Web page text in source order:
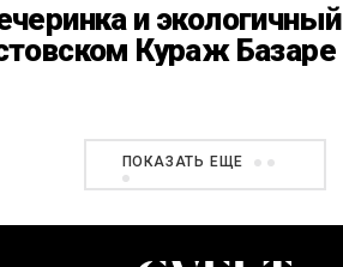
и экологичный
Кураж Базаре
ПОКАЗАТЬ ЕЩЕ